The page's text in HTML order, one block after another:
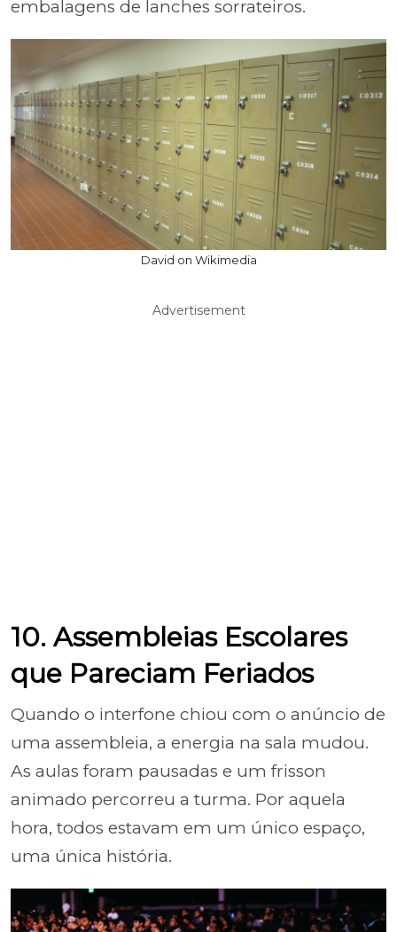
embalagens de lanches sorrateiros.
David on Wikimedia
Advertisement
10. Assembleias Escolares
que Pareciam Feriados
Quando o interfone chiou com o anúncio de
uma assembleia, a energia na sala mudou.
As aulas foram pausadas e um frisson
animado percorreu a turma. Por aquela
hora, todos estavam em um único espaço,
uma única história.